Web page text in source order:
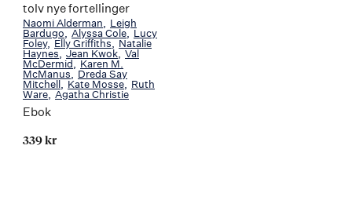
tolv nye fortellinger
Naomi Alderman
Leigh
Bardugo
Alyssa Cole
Lucy
Foley
Elly Griffiths
Natalie
Haynes
Jean Kwok Val
McDermid
Karen M.
McManus
Dreda Say
Mitchell
Kate Mosse
Ruth
Ware Agatha Christie
Ebok
339 kr